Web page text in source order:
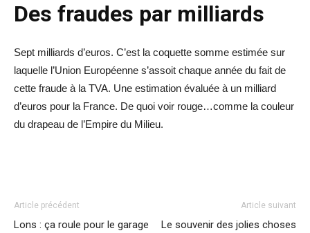
Des fraudes par milliards
Sept milliards d’euros. C’est la coquette somme estimée sur
laquelle l’Union Européenne s’assoit chaque année du fait de
cette fraude à la TVA. Une estimation évaluée à un milliard
d’euros pour la France. De quoi voir rouge…comme la couleur
du drapeau de l’Empire du Milieu.
Article précédent
Lons : ça roule pour le garage
Article suivant
Le souvenir des jolies choses